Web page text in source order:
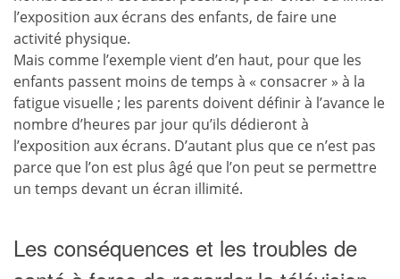
l’exposition aux écrans des enfants, de faire une
activité physique.
Mais comme l’exemple vient d’en haut, pour que les
enfants passent moins de temps à « consacrer » à la
fatigue visuelle ; les parents doivent définir à l’avance le
nombre d’heures par jour qu’ils dédieront à
l’exposition aux écrans. D’autant plus que ce n’est pas
parce que l’on est plus âgé que l’on peut se permettre
un temps devant un écran illimité.
Les conséquences et les troubles de